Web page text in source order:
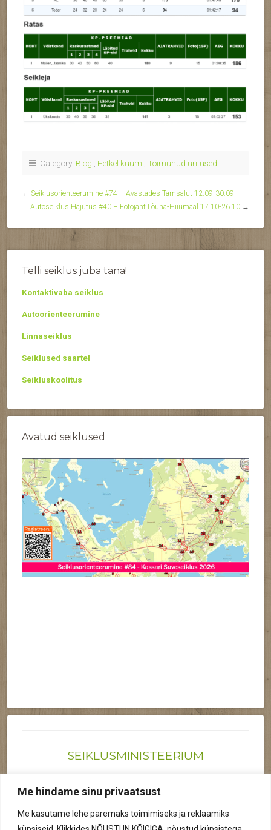
Me hindame sinu privaatsust
Me kasutame lehe paremaks toimimiseks ja reklaamiks
Category: Blogi Hetkel kuum! Toimunud üritused
← Seiklusorienteerumine #74 – Avastades Tamsalut 12.09-30.09
Autoseiklus Hajutus #40 – Fotojaht Lõuna-Hiiumaal 17.10-26.10 →
Telli seiklus juba täna!
Kontaktivaba seiklus
Autoorienteerumine
Linnaseiklus
Seiklused saartel
Seikluskoolitus
Avatud seiklused
SEIKLUSMINISTEERIUM
Reg nr: 12041719